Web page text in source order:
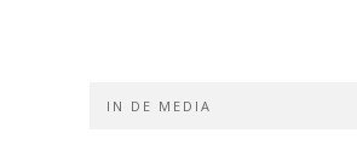
IN DE MEDIA